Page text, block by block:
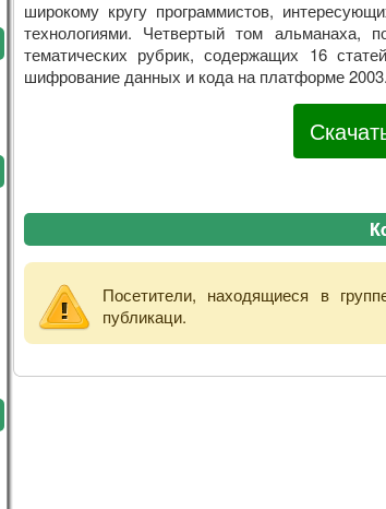
широкому кругу программистов,
технологиями. Четвертый том альманаха,
тематических рубрик, содержащих 16
шифрование данных и кода на платформе 2003.
Посетители, находящиеся в
публикаци.